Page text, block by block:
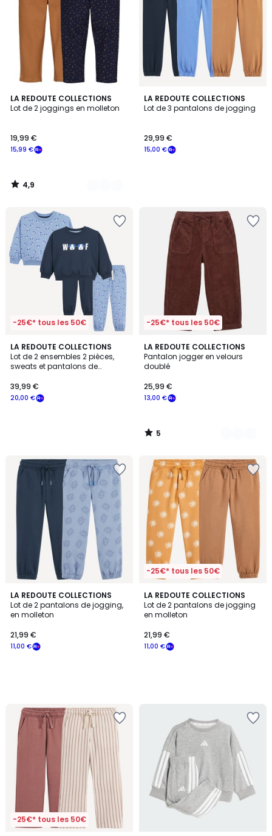
LA REDOUTE COLLECTIONS
Lot de 2 joggings en molleton
15,99 €
19,99 €
4,9
/ 5
2
Couleurs
4,9
/
LA REDOUTE COLLECTIONS
Lot de 3 pantalons de jogging
15,00 €
29,99 €
-25€* tous les 50€
LA REDOUTE COLLECTIONS
Lot de 2 ensembles 2 pièces,
sweats et pantalons de
20,00 €
39,99 €
-25€* tous les 50€
LA REDOUTE COLLECTIONS
Pantalon jogger en velours
doublé
13,00 €
25,99 €
5
/
5
2
Couleurs
5
/
LA REDOUTE COLLECTIONS
Lot de 2 pantalons de jogging,
en molleton
11,00 €
21,99 €
-25€* tous les 50€
LA REDOUTE COLLECTIONS
Lot de 2 pantalons de jogging
en molleton
11,00 €
21,99 €
-25€* tous les 50€